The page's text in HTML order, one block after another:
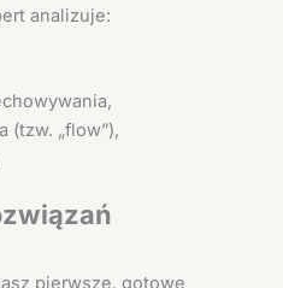
analizuje:
(tzw. „flow”),
pierwsze, gotowe